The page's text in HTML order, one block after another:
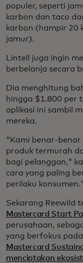
populer, seperti
karbon dan taco
karbon (hampir 20
jamur).
Lintell juga ingin
berbelanja secara
Dia menghitung
hingga $1.800 per
aplikasi ini sambil
mereka.
"Kami benar-
produk termurah
bagi pelanggan,"
cara yang paling
perilaku konsumen."
Sekarang Reewild
Mastercard Start
perusahaan,
yang berfokus
Mastercard
menciptakan